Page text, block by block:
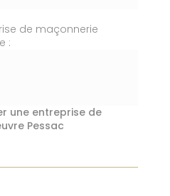
de maçonnerie
:
une entreprise de
Pessac